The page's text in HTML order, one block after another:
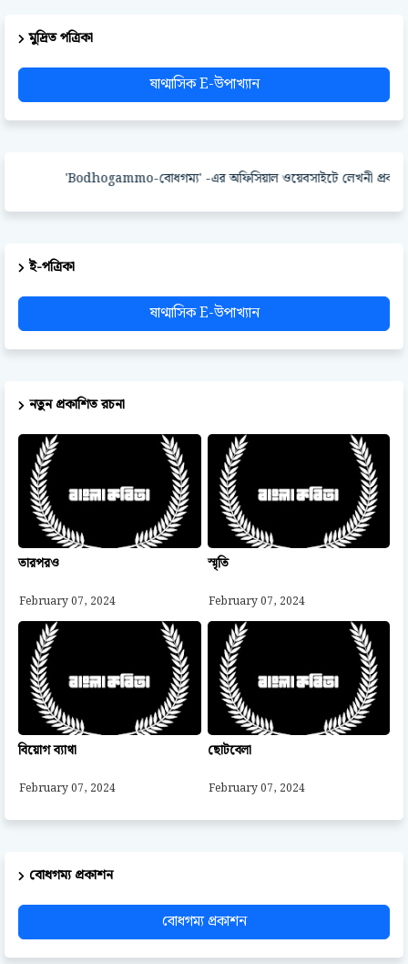
মুদ্রিত পত্রিকা
ষাণ্মাসিক E-উপাখ্যান
'Bodhogammo-বোধগম্য' -এর অফিসিয়াল ওয়েবসাইটে লেখনী প্রকাশ
ই-পত্রিকা
ষাণ্মাসিক E-উপাখ্যান
নতুন প্রকাশিত রচনা
তারপরও
February 07, 2024
স্মৃতি
February 07, 2024
বিয়োগ ব্যাথা
February 07, 2024
ছোটবেলা
February 07, 2024
বোধগম্য প্রকাশন
বোধগম্য প্রকাশন